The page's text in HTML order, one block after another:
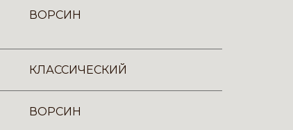
ВОРСИН
КЛАССИЧЕСКИЙ
ВОРСИН